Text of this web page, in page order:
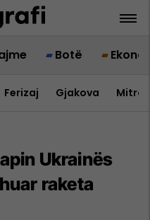
Botë
Ferizaj Gjakova
Ukrainës
raketa